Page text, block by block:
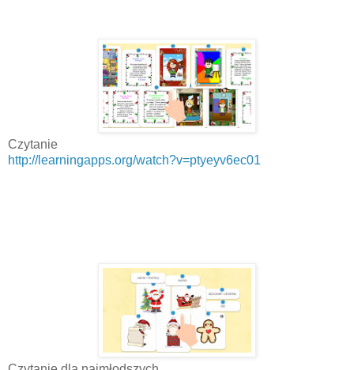
Czytanie
http://learningapps.org/watch?v=ptyeyv6ec01